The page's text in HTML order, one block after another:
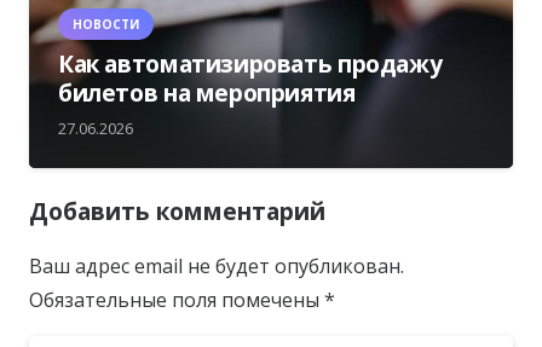
НОВОСТИ
Как автоматизировать продажу
билетов на мероприятия
27.06.2026
Добавить комментарий
Ваш адрес email не будет опубликован.
Обязательные поля помечены *